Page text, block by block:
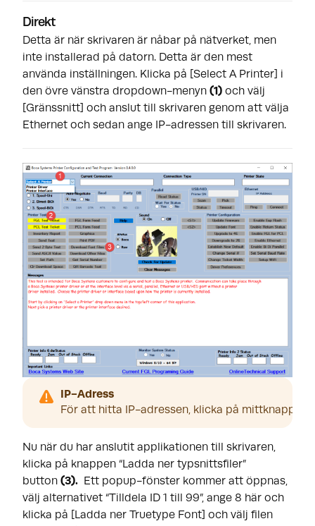
Direkt
Detta är när skrivaren är nåbar på nätverket, men
inte installerad på datorn. Detta är den mest
använda inställningen. Klicka på [Select A Printer] i
den övre vänstra dropdown-menyn (1) och välj
[Gränssnitt] och anslut till skrivaren genom att välja
Ethernet och sedan ange IP-adressen till skrivaren.
IP-Adress
För att hitta IP-adressen, klicka på mittknappen
Nu när du har anslutit applikationen till skrivaren,
klicka på knappen “Ladda ner typsnittsfiler”
button (3).
Ett popup-fönster kommer att öppnas,
välj alternativet “Tilldela ID 1 till 99”, ange 8 här och
klicka på [Ladda ner Truetype Font] och välj filen